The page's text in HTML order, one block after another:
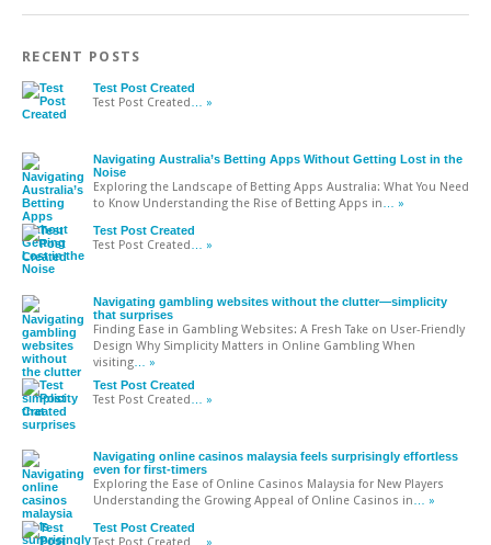
RECENT POSTS
Test Post Created
Test Post Created … »
Navigating Australia’s Betting Apps Without Getting Lost in the
Noise
Exploring the Landscape of Betting Apps Australia: What You Need
to Know Understanding the Rise of Betting Apps in … »
Test Post Created
Test Post Created … »
Navigating gambling websites without the clutter—simplicity
that surprises
Finding Ease in Gambling Websites: A Fresh Take on User-Friendly
Design Why Simplicity Matters in Online Gambling When
visiting … »
Test Post Created
Test Post Created … »
Navigating online casinos malaysia feels surprisingly effortless
even for first-timers
Exploring the Ease of Online Casinos Malaysia for New Players
Understanding the Growing Appeal of Online Casinos in … »
Test Post Created
Test Post Created … »